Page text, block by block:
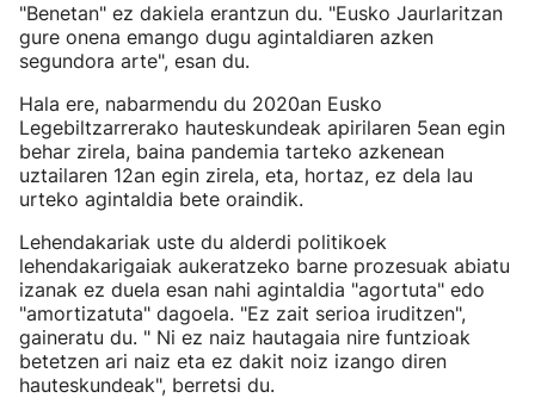
"Benetan" ez dakiela erantzun du. "Eusko Jaurlaritzan
gure onena emango dugu agintaldiaren azken
segundora arte", esan du.
Hala ere, nabarmendu du 2020an Eusko
Legebiltzarrerako hauteskundeak apirilaren 5ean egin
behar zirela, baina pandemia tarteko azkenean
uztailaren 12an egin zirela, eta, hortaz, ez dela lau
urteko agintaldia bete oraindik.
Lehendakariak uste du alderdi politikoek
lehendakarigaiak aukeratzeko barne prozesuak abiatu
izanak ez duela esan nahi agintaldia "agortuta" edo
"amortizatuta" dagoela. "Ez zait serioa iruditzen",
gaineratu du. " Ni ez naiz hautagaia nire funtzioak
betetzen ari naiz eta ez dakit noiz izango diren
hauteskundeak", berretsi du.